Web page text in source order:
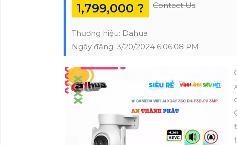
1,799,000 ? Contact Us
Thương hiệu: Dahua
Ngày đăng: 3/20/2024 6:06:08 PM